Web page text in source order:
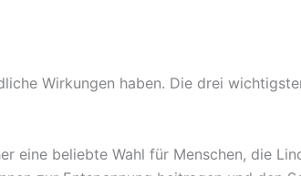
Wirkungen haben. Die drei
eine beliebte Wahl für Menschen, die